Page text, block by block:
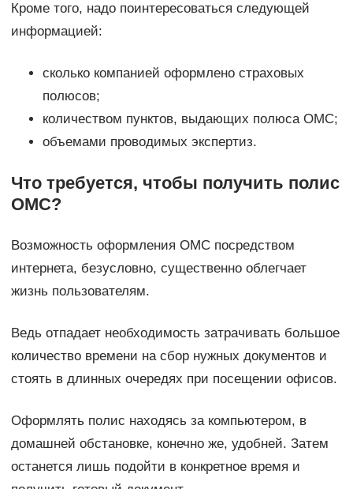
Кроме того, надо поинтересоваться следующей
информацией:
сколько компанией оформлено страховых
полюсов;
количеством пунктов, выдающих полюса ОМС;
объемами проводимых экспертиз.
Что требуется, чтобы получить полис
ОМС?
Возможность оформления ОМС посредством
интернета, безусловно, существенно облегчает
жизнь пользователям.
Ведь отпадает необходимость затрачивать большое
количество времени на сбор нужных документов и
стоять в длинных очередях при посещении офисов.
Оформлять полис находясь за компьютером, в
домашней обстановке, конечно же, удобней. Затем
останется лишь подойти в конкретное время и